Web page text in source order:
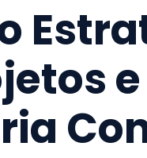
e